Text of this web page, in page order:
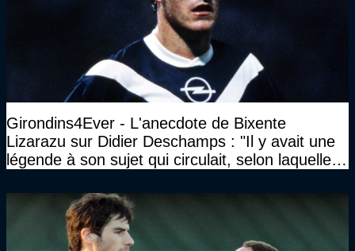
Girondins4Ever - L'anecdote de Bixente
Lizarazu sur Didier Deschamps : "Il y avait une
légende à son sujet qui circulait, selon laquelle il